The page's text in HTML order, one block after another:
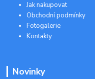
Jak nakupovat
Obchodní podmínky
Fotogalerie
Kontakty
Novinky